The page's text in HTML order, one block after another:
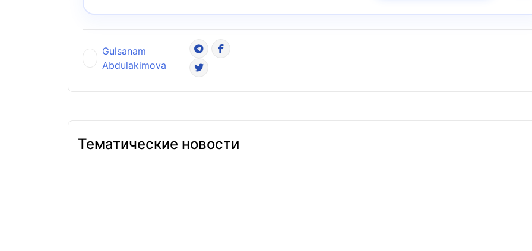
Gulsanam
Abdulakimova
Тематические новости